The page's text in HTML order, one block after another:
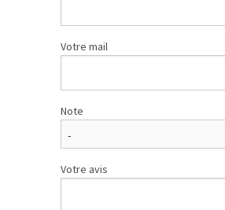
Votre mail
Note
Votre avis